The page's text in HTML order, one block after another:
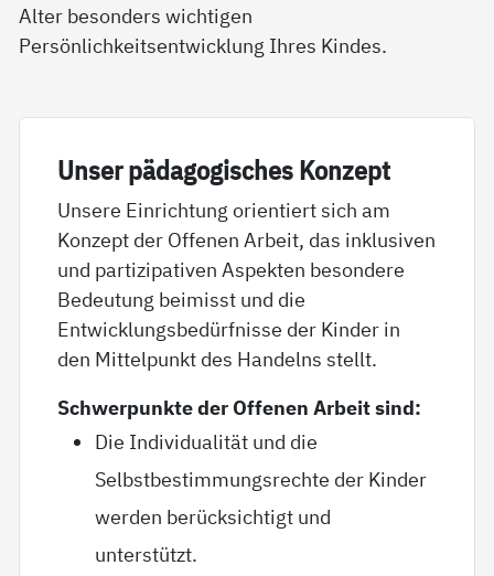
Alter besonders wichtigen
Persönlichkeitsentwicklung Ihres Kindes.
Un­ser päda­go­gi­sches Kon­zept
Unsere Einrichtung orientiert sich am
Konzept der Offenen Arbeit, das inklusiven
und partizipativen Aspekten besondere
Bedeutung beimisst und die
Entwicklungsbedürfnisse der Kinder in
den Mittelpunkt des Handelns stellt.
Schwerpunkte der Offenen Arbeit sind:
Die Individualität und die
Selbstbestimmungsrechte der Kinder
werden berücksichtigt und
unterstützt.